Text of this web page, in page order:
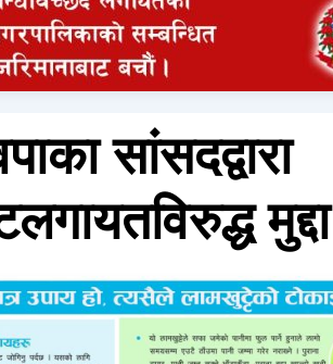
सांसदद्वारा
मुद्दा